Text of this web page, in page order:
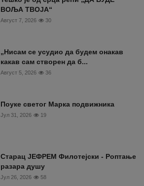
ВОЉА ТВОЈА“
Август 7, 2026 30
„Нисам се усудио да будем онакав
какав сам створен да б...
Август 5, 2026 36
Поуке светог Марка подвижника
Јул 31, 2026 19
Старац ЈЕФРЕМ Филотејски - Роптање
разара душу
Јул 26, 2026 58